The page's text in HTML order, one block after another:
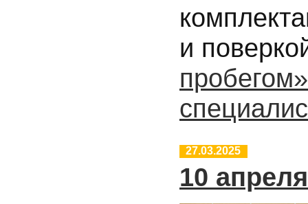
и
пробегом»
27.03.2025
10